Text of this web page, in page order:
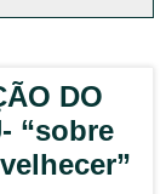
DO
“sobre